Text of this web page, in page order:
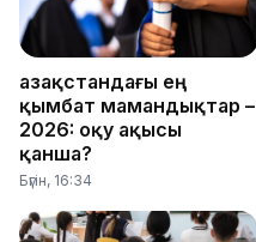
Қазақстандағы ең
қымбат мамандықтар –
2026: оқу ақысы
қанша?
Бүгін, 16:34